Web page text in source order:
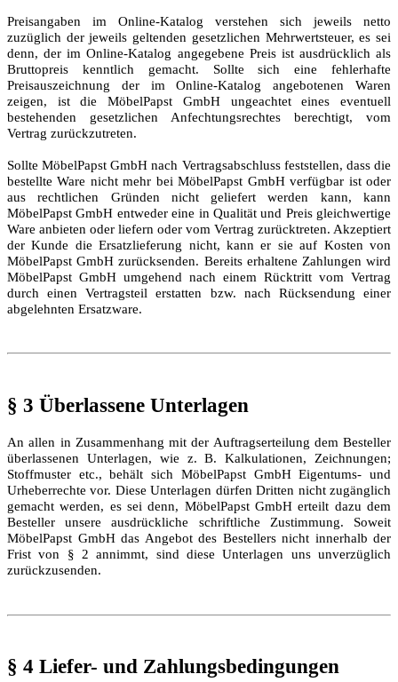
Preisangaben im Online-Katalog verstehen sich jeweils netto
zuzüglich der jeweils geltenden gesetzlichen Mehrwertsteuer, es sei
denn, der im Online-Katalog angegebene Preis ist ausdrücklich als
Bruttopreis kenntlich gemacht. Sollte sich eine fehlerhafte
Preisauszeichnung der im Online-Katalog angebotenen Waren
zeigen, ist die MöbelPapst GmbH ungeachtet eines eventuell
bestehenden gesetzlichen Anfechtungsrechtes berechtigt, vom
Vertrag zurückzutreten.
Sollte MöbelPapst GmbH nach Vertragsabschluss feststellen, dass die
bestellte Ware nicht mehr bei MöbelPapst GmbH verfügbar ist oder
aus rechtlichen Gründen nicht geliefert werden kann, kann
MöbelPapst GmbH entweder eine in Qualität und Preis gleichwertige
Ware anbieten oder liefern oder vom Vertrag zurücktreten. Akzeptiert
der Kunde die Ersatzlieferung nicht, kann er sie auf Kosten von
MöbelPapst GmbH zurücksenden. Bereits erhaltene Zahlungen wird
MöbelPapst GmbH umgehend nach einem Rücktritt vom Vertrag
durch einen Vertragsteil erstatten bzw. nach Rücksendung einer
abgelehnten Ersatzware.
§ 3 Überlassene Unterlagen
An allen in Zusammenhang mit der Auftragserteilung dem Besteller
überlassenen Unterlagen, wie z. B. Kalkulationen, Zeichnungen;
Stoffmuster etc., behält sich MöbelPapst GmbH Eigentums- und
Urheberrechte vor. Diese Unterlagen dürfen Dritten nicht zugänglich
gemacht werden, es sei denn, MöbelPapst GmbH erteilt dazu dem
Besteller unsere ausdrückliche schriftliche Zustimmung. Soweit
MöbelPapst GmbH das Angebot des Bestellers nicht innerhalb der
Frist von § 2 annimmt, sind diese Unterlagen uns unverzüglich
zurückzusenden.
§ 4 Liefer- und Zahlungsbedingungen